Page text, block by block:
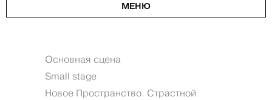
МЕНЮ
Основная сцена
Small stage
Новое Пространство. Страстной